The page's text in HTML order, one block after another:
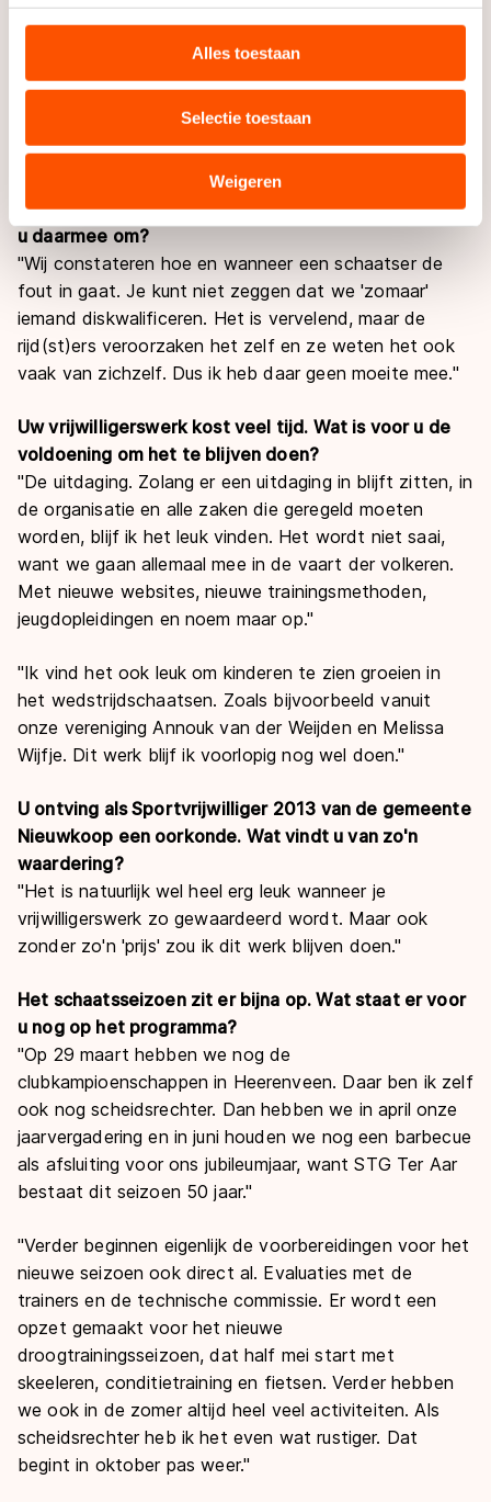
personaliseren, socialmediafuncties te bieden en
websiteverkeer te analyseren. We delen informatie over
uw gebruik van onze site met onze partners voor social
combineren met andere gegevens die u aan hen heeft
verstrekt of die zij hebben verzameld via hun services.
Sommige partners kunnen gegevens doorgeven aan
landen buiten de EU, zoals de VS, waar mogelijk geen
adequaat beschermingsniveau geldt volgens de GDPR.
Door op ‘Toestaan’ te klikken, stemt u in met deze
overdracht. Meer informatie vindt u in onscookiebeleid
Alles toestaan
Selectie toestaan
Weigeren
Wat vindt u mooi aan scheidsrechter zijn?
goed geregeld is, dat het allemaal goed verloopt,
zodat de rijders een mooie wedstrijd kunnen rijden."
Als scheidsrechter moet u weleens beslissingen
nemen die niet altijd worden gewaardeerd. Hoe gaat
u daarmee om?
"Wij constateren hoe en wanneer een schaatser de
fout in gaat. Je kunt niet zeggen dat we 'zomaar'
iemand diskwalificeren. Het is vervelend, maar de
rijd(st)ers veroorzaken het zelf en ze weten het ook
vaak van zichzelf. Dus ik heb daar geen moeite mee."
Uw vrijwilligerswerk kost veel tijd. Wat is voor u de
voldoening om het te blijven doen?
"De uitdaging. Zolang er een uitdaging in blijft zitten, in
de organisatie en alle zaken die geregeld moeten
worden, blijf ik het leuk vinden. Het wordt niet saai,
want we gaan allemaal mee in de vaart der volkeren.
Met nieuwe websites, nieuwe trainingsmethoden,
jeugdopleidingen en noem maar op."
"Ik vind het ook leuk om kinderen te zien groeien in
het wedstrijdschaatsen. Zoals bijvoorbeeld vanuit
onze vereniging Annouk van der Weijden en Melissa
Wijfje. Dit werk blijf ik voorlopig nog wel doen."
U ontving als Sportvrijwilliger 2013 van de gemeente
Nieuwkoop een oorkonde. Wat vindt u van zo'n
waardering?
"Het is natuurlijk wel heel erg leuk wanneer je
vrijwilligerswerk zo gewaardeerd wordt. Maar ook
zonder zo'n 'prijs' zou ik dit werk blijven doen."
Het schaatsseizoen zit er bijna op. Wat staat er voor
u nog op het programma?
"Op 29 maart hebben we nog de
clubkampioenschappen in Heerenveen. Daar ben ik zelf
ook nog scheidsrechter. Dan hebben we in april onze
jaarvergadering en in juni houden we nog een barbecue
als afsluiting voor ons jubileumjaar, want STG Ter Aar
bestaat dit seizoen 50 jaar."
"Verder beginnen eigenlijk de voorbereidingen voor het
nieuwe seizoen ook direct al. Evaluaties met de
trainers en de technische commissie. Er wordt een
opzet gemaakt voor het nieuwe
droogtrainingsseizoen, dat half mei start met
skeeleren, conditietraining en fietsen. Verder hebben
we ook in de zomer altijd heel veel activiteiten. Als
scheidsrechter heb ik het even wat rustiger. Dat
begint in oktober pas weer."